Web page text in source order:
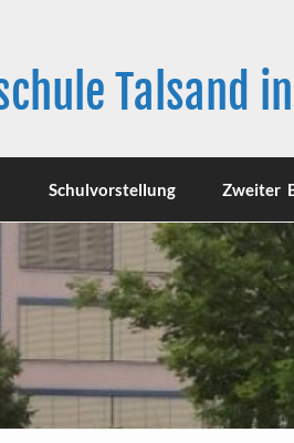
Talsand
Schulvorstellung Zweiter